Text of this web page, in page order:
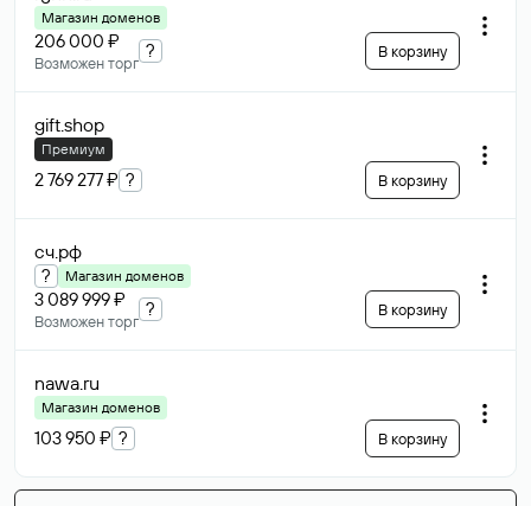
Магазин доменов
206 000 ₽
Возможен торг
? В корзину
gift.shop
Премиум
2 769 277 ₽ ? В корзину
сч.рф
? Магазин доменов
3 089 999 ₽
Возможен торг
? В корзину
nawa.ru
Магазин доменов
103 950 ₽ ? В корзину